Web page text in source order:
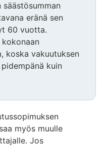
säästösumman
eränä sen
60 vuotta.
koska vakuutuksen
kuin
myös muulle
Jos